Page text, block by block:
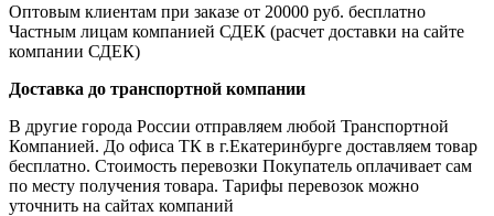
Оптовым клиентам при заказе от 20000 руб. бесплатно
Частным лицам компанией СДЕК (расчет доставки на сайте
компании СДЕК)
Доставка до транспортной компании
В другие города России отправляем любой Транспортной
Компанией. До офиса ТК в г.Екатеринбурге доставляем товар
бесплатно. Стоимость перевозки Покупатель оплачивает сам
по месту получения товара. Тарифы перевозок можно
уточнить на сайтах компаний